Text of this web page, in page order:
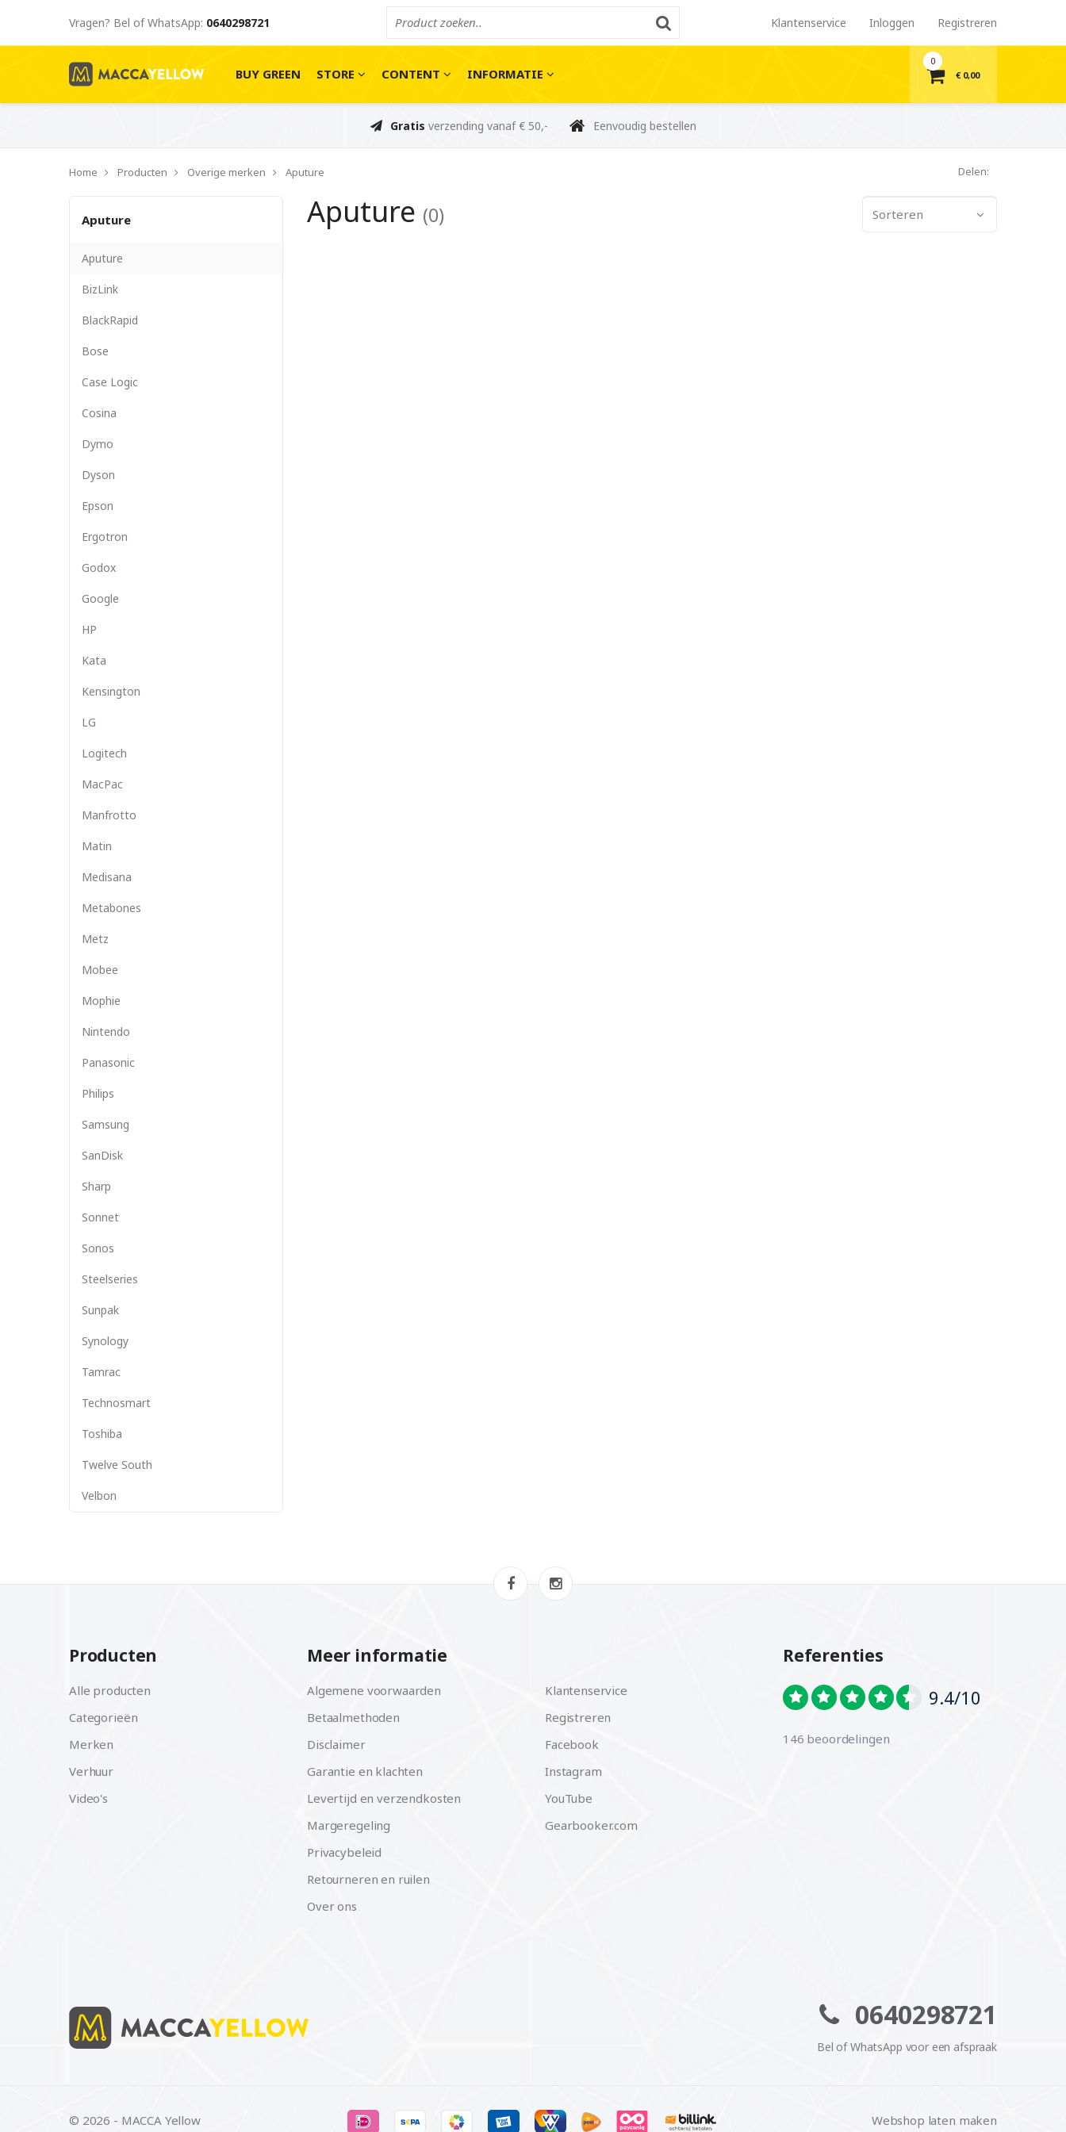
Vragen? Bel of WhatsApp: 0640298721 Klantenservice Inloggen Registreren
BUY GREEN STORE CONTENT INFORMATIE
0
€ 0,00
Gratis verzending vanaf € 50,- Eenvoudig bestellen
Home Producten Overige merken Aputure Delen:
Aputure
Aputure
BizLink
BlackRapid
Bose
Case Logic
Cosina
Dymo
Dyson
Epson
Ergotron
Godox
Google
HP
Kata
Kensington
LG
Logitech
MacPac
Manfrotto
Matin
Medisana
Metabones
Metz
Mobee
Mophie
Nintendo
Panasonic
Philips
Samsung
SanDisk
Sharp
Sonnet
Sonos
Steelseries
Sunpak
Synology
Tamrac
Technosmart
Toshiba
Twelve South
Velbon
Sorteren
Aputure (0)
Producten
Alle producten
Categorieën
Merken
Verhuur
Video's
Meer informatie
Algemene voorwaarden
Betaalmethoden
Disclaimer
Garantie en klachten
Levertijd en verzendkosten
Margeregeling
Privacybeleid
Retourneren en ruilen
Over ons
Klantenservice
Registreren
Facebook
Instagram
YouTube
Gearbooker.com
Referenties
9.4/10
146 beoordelingen
0640298721
Bel of WhatsApp voor een afspraak
© 2026 - MACCA Yellow Webshop laten maken